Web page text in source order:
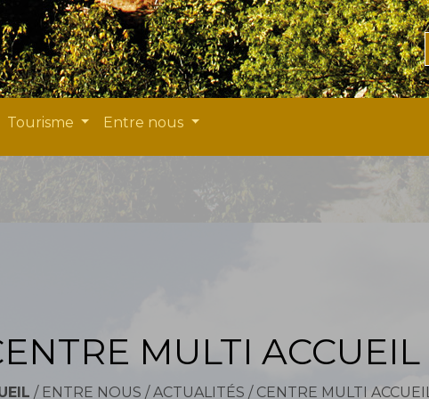
Tourisme Entre nous
MULTI ACCUEIL
/ ENTRE NOUS /ACTUALITÉS / CENTRE MULTI ACCUEIL